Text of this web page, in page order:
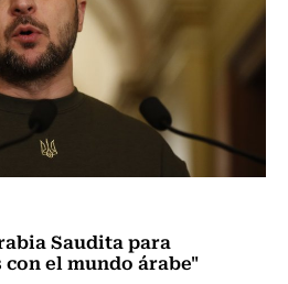
Saudita para
el mundo árabe"